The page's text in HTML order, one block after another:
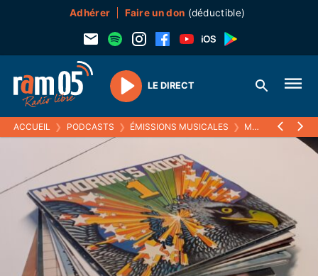
Adhérer Faire un don (déductible)
Play
LE DIRECT
ACCUEIL ❯ PODCASTS ❯ ÉMISSIONS MUSICALES ❯ MELTIN' PAT ❯